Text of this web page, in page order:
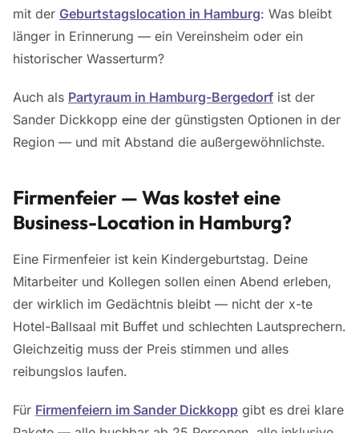
mit der Geburtstagslocation in Hamburg: Was bleibt
länger in Erinnerung — ein Vereinsheim oder ein
historischer Wasserturm?
Auch als Partyraum in Hamburg-Bergedorf ist der
Sander Dickkopp eine der günstigsten Optionen in der
Region — und mit Abstand die außergewöhnlichste.
Firmenfeier — Was kostet eine
Business-Location in Hamburg?
Eine Firmenfeier ist kein Kindergeburtstag. Deine
Mitarbeiter und Kollegen sollen einen Abend erleben,
der wirklich im Gedächtnis bleibt — nicht der x-te
Hotel-Ballsaal mit Buffet und schlechten Lautsprechern.
Gleichzeitig muss der Preis stimmen und alles
reibungslos laufen.
Für Firmenfeiern im Sander Dickkopp gibt es drei klare